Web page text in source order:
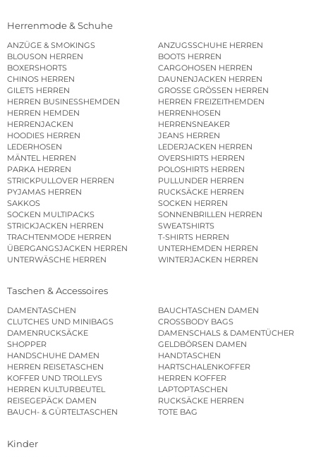
Herrenmode & Schuhe
ANZÜGE & SMOKINGS
ANZUGSSCHUHE HERREN
BLOUSON HERREN
BOOTS HERREN
BOXERSHORTS
CARGOHOSEN HERREN
CHINOS HERREN
DAUNENJACKEN HERREN
GILETS HERREN
GROSSE GRÖSSEN HERREN
HERREN BUSINESSHEMDEN
HERREN FREIZEITHEMDEN
HERREN HEMDEN
HERRENHOSEN
HERRENJACKEN
HERRENSNEAKER
HOODIES HERREN
JEANS HERREN
LEDERHOSEN
LEDERJACKEN HERREN
MÄNTEL HERREN
OVERSHIRTS HERREN
PARKA HERREN
POLOSHIRTS HERREN
STRICKPULLOVER HERREN
PULLUNDER HERREN
PYJAMAS HERREN
RUCKSÄCKE HERREN
SAKKOS
SOCKEN HERREN
SOCKEN MULTIPACKS
SONNENBRILLEN HERREN
STRICKJACKEN HERREN
SWEATSHIRTS
TRACHTENMODE HERREN
T-SHIRTS HERREN
ÜBERGANGSJACKEN HERREN
UNTERHEMDEN HERREN
UNTERWÄSCHE HERREN
WINTERJACKEN HERREN
Taschen & Accessoires
DAMENTASCHEN
BAUCHTASCHEN DAMEN
CLUTCHES UND MINIBAGS
CROSSBODY BAGS
DAMENRUCKSÄCKE
DAMENSCHALS & DAMENTÜCHER
SHOPPER
GELDBÖRSEN DAMEN
HANDSCHUHE DAMEN
HANDTASCHEN
HERREN REISETASCHEN
HARTSCHALENKOFFER
KOFFER UND TROLLEYS
HERREN KOFFER
HERREN KULTURBEUTEL
LAPTOPTASCHEN
REISEGEPÄCK DAMEN
RUCKSÄCKE HERREN
BAUCH- & GÜRTELTASCHEN
TOTE BAG
Kinder